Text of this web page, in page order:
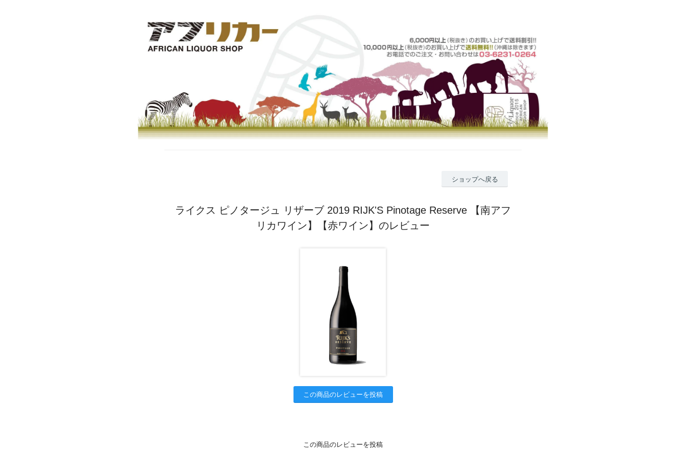
ショップへ戻る
ライクス ピノタージュ リザーブ 2019 RIJK'S Pinotage Reserve 【南アフ
リカワイン】【赤ワイン】のレビュー
この商品のレビューを投稿
この商品のレビューを投稿